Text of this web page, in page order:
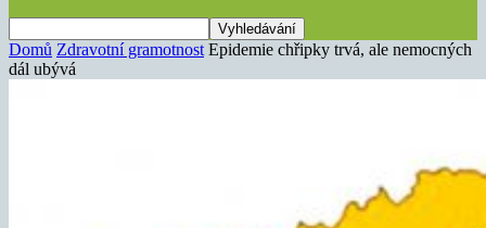
Domů Zdravotní gramotnost Epidemie chřipky trvá, ale nemocných
dál ubývá